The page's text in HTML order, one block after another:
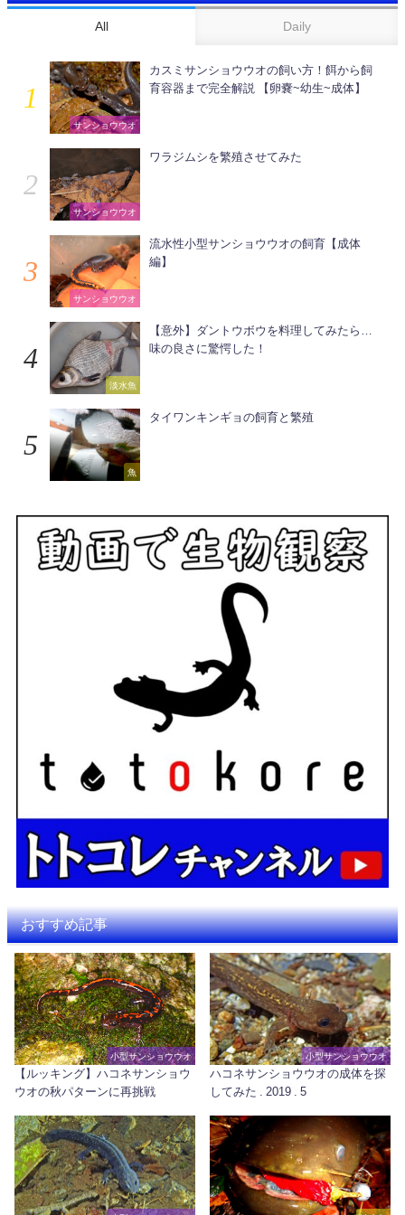
All Daily
サンショウウオ
カスミサンショウウオの飼い方！餌から飼
育容器まで完全解説 【卵嚢~幼生~成体】
サンショウウオ
ワラジムシを繁殖させてみた
サンショウウオ
流水性小型サンショウウオの飼育【成体
編】
淡水魚
【意外】ダントウボウを料理してみたら…
味の良さに驚愕した！
魚
タイワンキンギョの飼育と繁殖
おすすめ記事
小型サンショウウオ
【ルッキング】ハコネサンショウ
ウオの秋パターンに再挑戦
小型サンショウウオ
ハコネサンショウウオの成体を探
してみた . 2019 . 5